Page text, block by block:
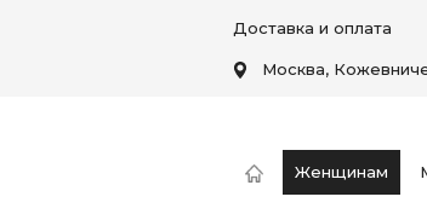
Доставка и оплата
Москва,
Женщинам